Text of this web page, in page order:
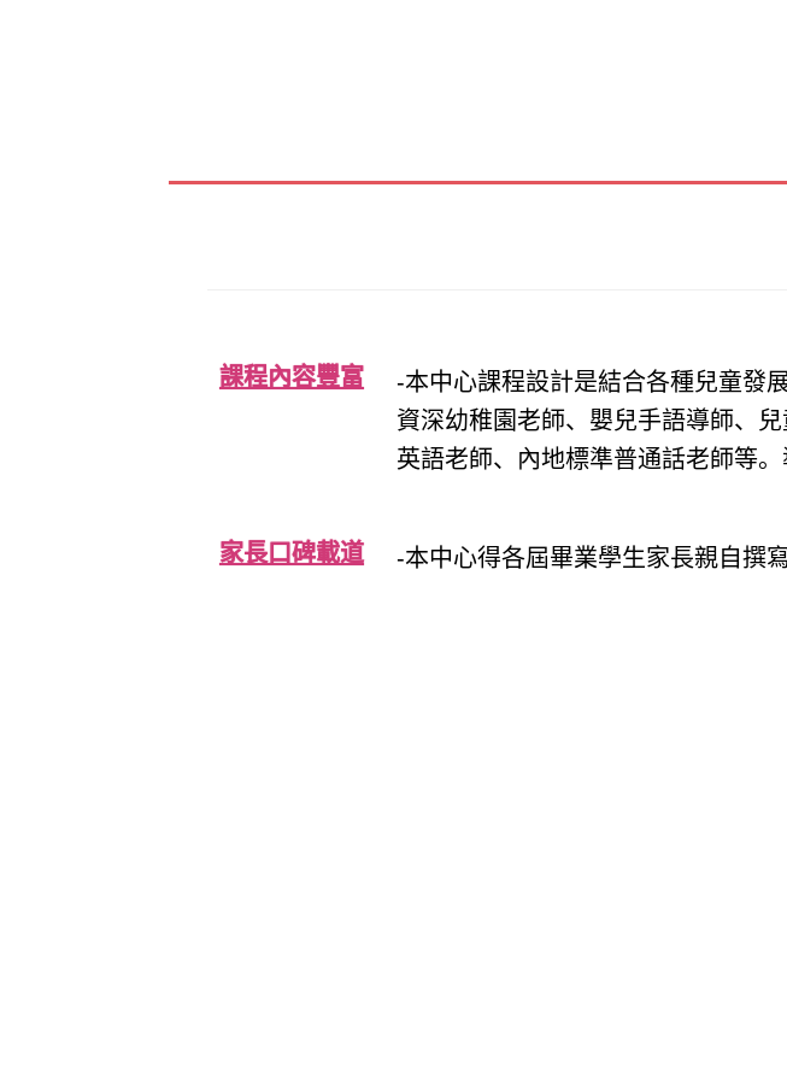
課程內容豐富
-本中心課程設計是結合各種兒童發
資深幼稚園老師、嬰兒手語導師、
英語老師、內地標準普通話老師等
家長口碑載道 -本中心得各屆畢業學生家長親自撰